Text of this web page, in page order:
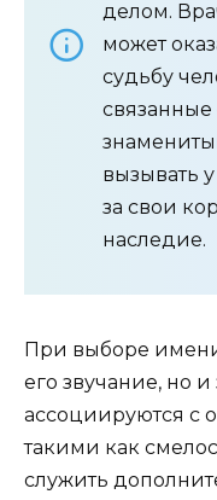
делом.
может
судьбу
вызывать
за свои
наследие.
При выборе имени
его звучание, но
ассоциируются с
такими как
служить